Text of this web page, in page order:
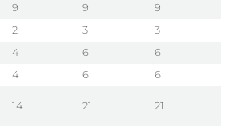
9 9 9
2 3 3
4 6 6
4 6 6
14 21 21